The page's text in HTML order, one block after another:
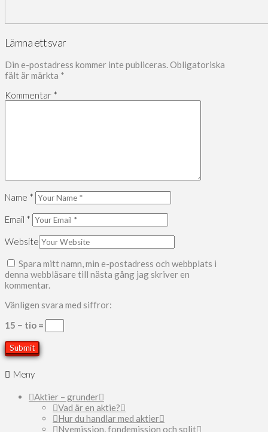
Lämna ett svar
Din e-postadress kommer inte publiceras.Obligatoriska
fält är märkta *
Kommentar *
Name *
Email *
Website
Spara mitt namn, min e-postadress och webbplats i
denna webbläsare till nästa gång jag skriver en
kommentar.
Vänligen svara med siffror:
15 − tio =
Meny
Aktier – grunder
Vad är en aktie?
Hur du handlar med aktier
Nyemission, fondemission och split